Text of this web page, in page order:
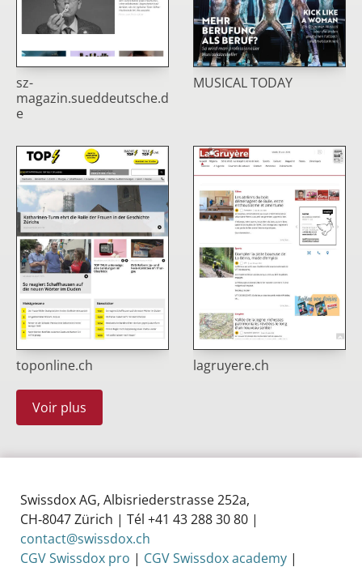
sz-
magazin.sueddeutsche.d
e
MUSICAL TODAY
toponline.ch lagruyere.ch
Voir plus
Swissdox AG, Albisriederstrasse 252a,
CH‑8047 Zürich | Tél +41 43 288 30 80 |
contact@swissdox.ch
CGV Swissdox pro | CGV Swissdox academy |